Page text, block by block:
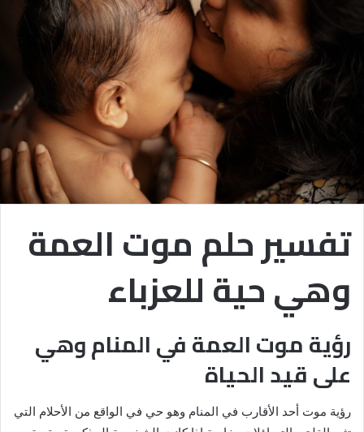
تفسير حلم موت العمة
وهي حية للعزباء
رؤية موت العمة في المنام وهي
على قيد الحياة
رؤية موت أحد الأقارب في المنام وهو حي في الواقع من الأحلام التي